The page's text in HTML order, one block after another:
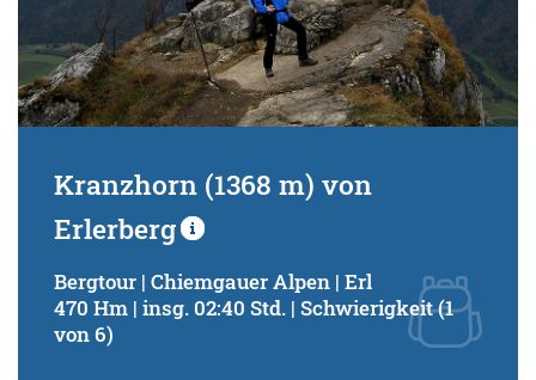
Kranzhorn (1368 m) von
Erlerberg
Bergtour | Chiemgauer Alpen | Erl
470 Hm | insg. 02:40 Std. | Schwierigkeit (1
von 6)